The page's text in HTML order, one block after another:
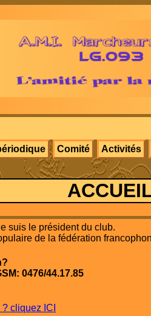
Comité Activités
suis le président du club.
de la fédération
0476/44.17.85
cliquez ICI